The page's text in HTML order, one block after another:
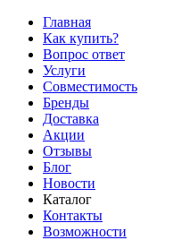
Главная
Как купить?
Вопрос ответ
Услуги
Совместимость
Бренды
Доставка
Акции
Отзывы
Блог
Новости
Каталог
Контакты
Возможности